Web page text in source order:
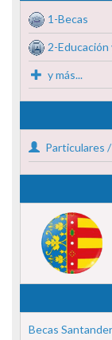
1-Becas
2-Educación
y más...
Particulares
Becas